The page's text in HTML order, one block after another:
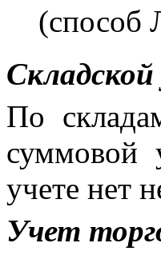
По
суммовой
учете нет
Учет